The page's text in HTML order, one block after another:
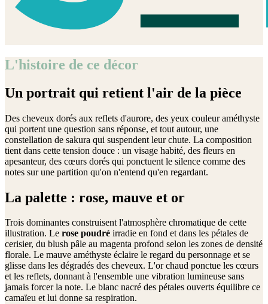
L'histoire de ce décor
Un portrait qui retient l'air de la pièce
Des cheveux dorés aux reflets d'aurore, des yeux couleur améthyste
qui portent une question sans réponse, et tout autour, une
constellation de sakura qui suspendent leur chute. La composition
tient dans cette tension douce : un visage habité, des fleurs en
apesanteur, des cœurs dorés qui ponctuent le silence comme des
notes sur une partition qu'on n'entend qu'en regardant.
La palette : rose, mauve et or
Trois dominantes construisent l'atmosphère chromatique de cette
illustration. Le rose poudré irradie en fond et dans les pétales de
cerisier, du blush pâle au magenta profond selon les zones de densité
florale. Le mauve améthyste éclaire le regard du personnage et se
glisse dans les dégradés des cheveux. L'or chaud ponctue les cœurs
et les reflets, donnant à l'ensemble une vibration lumineuse sans
jamais forcer la note. Le blanc nacré des pétales ouverts équilibre ce
camaïeu et lui donne sa respiration.